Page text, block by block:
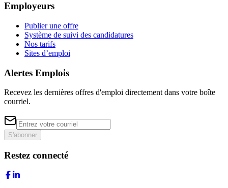
Employeurs
Publier une offre
Système de suivi des candidatures
Nos tarifs
Sites d’emploi
Alertes Emplois
Recevez les dernières offres d'emploi directement dans votre boîte
courriel.
S'abonner
Restez connecté